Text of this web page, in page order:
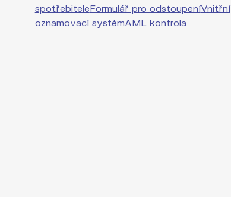
spotřebiteleFormulář pro odstoupeníVnitřní
oznamovací systémAML kontrola